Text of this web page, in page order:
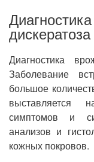
дискератоза
Диагностика
Заболевание
большое
выставляется
симптомов и
анализов и
кожных покровов.